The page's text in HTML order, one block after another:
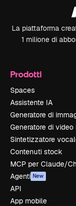
La piattaforma
1 milione di
Prodotti
Spaces
Assistente IA
Generatore di
Generatore di video
Sintetizzatore
Contenuti stock
MCP per Claude/
Agenti New
API
App mobile